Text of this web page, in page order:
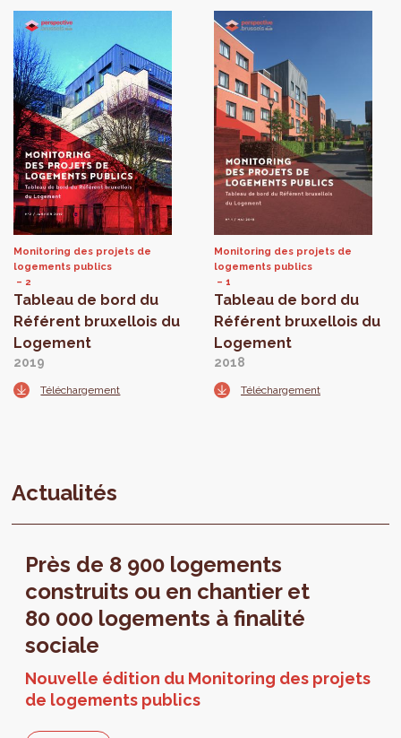
Monitoring des projets de
logements publics
2
Tableau de bord du
Référent bruxellois du
Logement
2019
Téléchargement
Monitoring des projets de
logements publics
1
Tableau de bord du
Référent bruxellois du
Logement
2018
Téléchargement
Actualités
Près de 8 900 logements
construits ou en chantier et
80 000 logements à finalité
sociale
Nouvelle édition du Monitoring des projets
de logements publics